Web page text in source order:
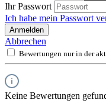
Ihr Passwort
Ich habe mein Passwort
Anmelden
Abbrechen
Bewertungen nur in der
Keine Bewertungen